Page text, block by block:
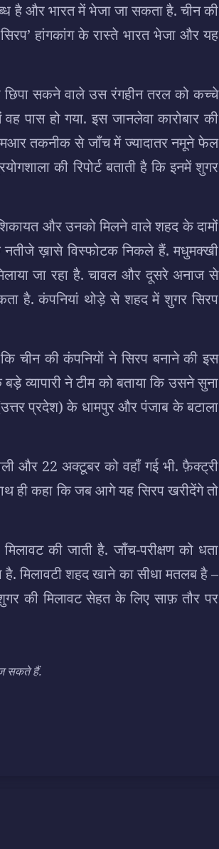
है और भारत में भेजा जा सकता है. चीन की
हांगकांग के रास्ते भारत भेजा और यह
छिपा सकने वाले उस रंगहीन तरल को कच्चे
पास हो गया. इस जानलेवा कारोबार की
तकनीक से जाँच में ज्यादातर नमूने फेल
की रिपोर्ट बताती है कि इनमें शुगर
और उनको मिलने वाले शहद के दामों
ख़ासे विस्फोटक निकले हैं. मधुमक्खी
जा रहा है. चावल और दूसरे अनाज से
है. कंपनियां थोड़े से शहद में शुगर सिरप
चीन की कंपनियों ने सिरप बनाने की इस
व्यापारी ने टीम को बताया कि उसने सुना
प्रदेश) के धामपुर और पंजाब के बटाला
और 22 अक्टूबर को वहाँ गई भी. फ़ैक्ट्री
ही कहा कि जब आगे यह सिरप खरीदेंगे तो
की जाती है. जाँच-परीक्षण को धता
है. मिलावटी शहद खाने का सीधा मतलब है –
की मिलावट सेहत के लिए साफ़ तौर पर
सकते हैं.